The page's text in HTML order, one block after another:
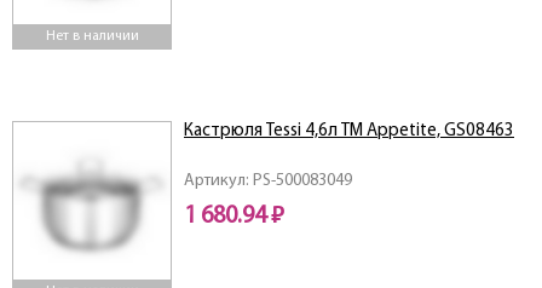
Нет в наличии
Артикул: PS-500083049
Кастрюля Tessi 4,6л ТМ Appetite, GS08463
1 680.94 ₽